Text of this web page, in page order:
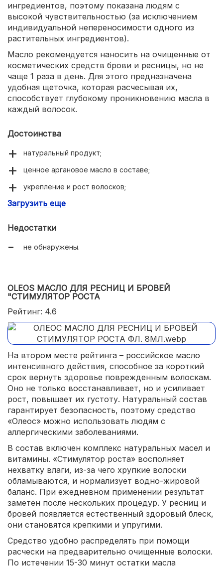
ингредиентов, поэтому показана людям с
высокой чувствительностью (за исключением
индивидуальной непереносимости одного из
растительных ингредиентов).
Масло рекомендуется наносить на очищенные от
косметических средств брови и ресницы, но не
чаще 1 раза в день. Для этого предназначена
удобная щеточка, которая расчесывая их,
способствует глубокому проникновению масла в
каждый волосок.
Достоинства
натуральный продукт;
ценное аргановое масло в составе;
укрепление и рост волосков;
удобное нанесение;
Загрузить еще
Недостатки
не обнаружены.
OLEOS МАСЛО ДЛЯ РЕСНИЦ И БРОВЕЙ
"СТИМУЛЯТОР РОСТА
Рейтинг: 4.6
На втором месте рейтинга – российское масло
интенсивного действия, способное за короткий
срок вернуть здоровье поврежденным волоскам.
Оно не только восстанавливает, но и усиливает
рост, повышает их густоту. Натуральный состав
гарантирует безопасность, поэтому средство
«Олеос» можно использовать людям с
аллергическими заболеваниями.
В состав включен комплекс натуральных масел и
витамины. «Стимулятор роста» восполняет
нехватку влаги, из-за чего хрупкие волоски
обламываются, и нормализует водно-жировой
баланс. При ежедневном применении результат
заметен после нескольких процедур. У ресниц и
бровей появляется естественный здоровый блеск,
они становятся крепкими и упругими.
Средство удобно распределять при помощи
расчески на предварительно очищенные волоски.
По истечении 15-30 минут остатки масла